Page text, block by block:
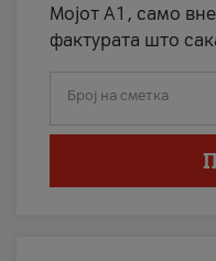
Мојот А1, само
фактурата што
Број на сметка